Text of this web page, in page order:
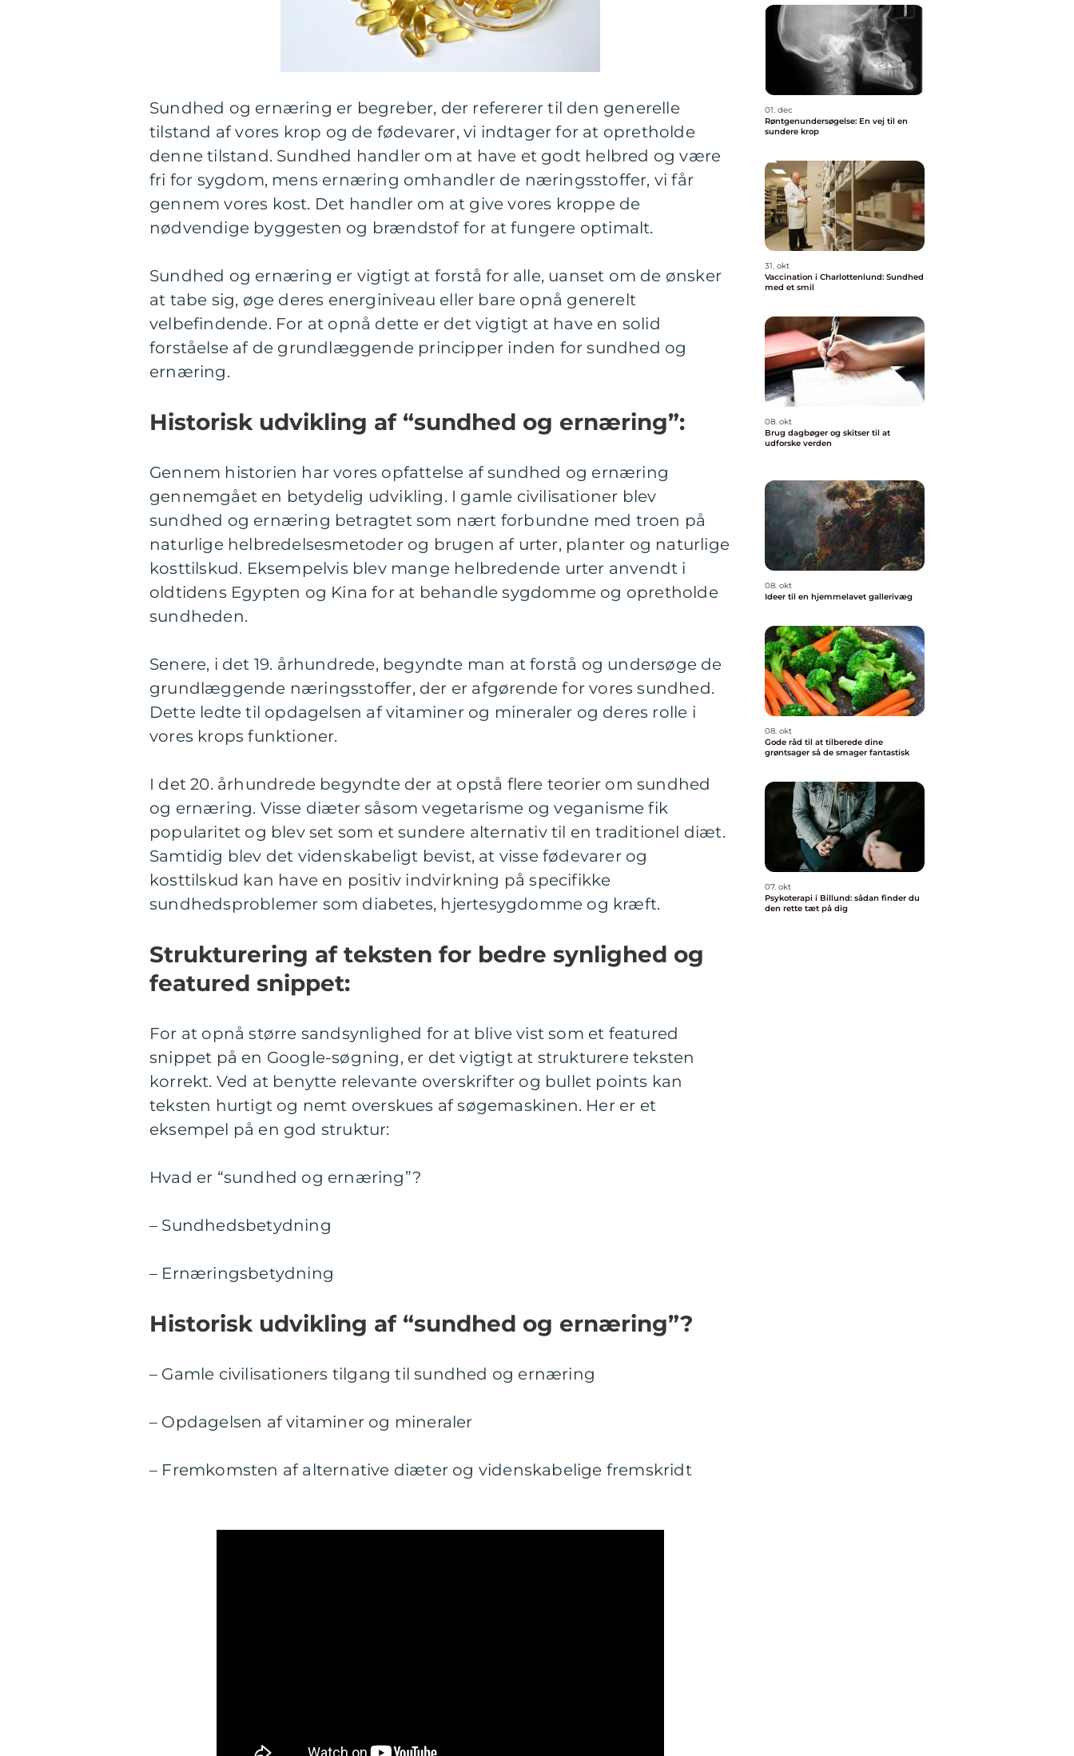
Sundhed og ernæring er begreber, der refererer til den generelle
tilstand af vores krop og de fødevarer, vi indtager for at opretholde
denne tilstand. Sundhed handler om at have et godt helbred og være
fri for sygdom, mens ernæring omhandler de næringsstoffer, vi får
gennem vores kost. Det handler om at give vores kroppe de
nødvendige byggesten og brændstof for at fungere optimalt.
Sundhed og ernæring er vigtigt at forstå for alle, uanset om de ønsker
at tabe sig, øge deres energiniveau eller bare opnå generelt
velbefindende. For at opnå dette er det vigtigt at have en solid
forståelse af de grundlæggende principper inden for sundhed og
ernæring.
Historisk udvikling af “sundhed og ernæring”:
Gennem historien har vores opfattelse af sundhed og ernæring
gennemgået en betydelig udvikling. I gamle civilisationer blev
sundhed og ernæring betragtet som nært forbundne med troen på
naturlige helbredelsesmetoder og brugen af urter, planter og naturlige
kosttilskud. Eksempelvis blev mange helbredende urter anvendt i
oldtidens Egypten og Kina for at behandle sygdomme og opretholde
sundheden.
Senere, i det 19. århundrede, begyndte man at forstå og undersøge de
grundlæggende næringsstoffer, der er afgørende for vores sundhed.
Dette ledte til opdagelsen af vitaminer og mineraler og deres rolle i
vores krops funktioner.
I det 20. århundrede begyndte der at opstå flere teorier om sundhed
og ernæring. Visse diæter såsom vegetarisme og veganisme fik
popularitet og blev set som et sundere alternativ til en traditionel diæt.
Samtidig blev det videnskabeligt bevist, at visse fødevarer og
kosttilskud kan have en positiv indvirkning på specifikke
sundhedsproblemer som diabetes, hjertesygdomme og kræft.
Strukturering af teksten for bedre synlighed og
featured snippet:
For at opnå større sandsynlighed for at blive vist som et featured
snippet på en Google-søgning, er det vigtigt at strukturere teksten
korrekt. Ved at benytte relevante overskrifter og bullet points kan
teksten hurtigt og nemt overskues af søgemaskinen. Her er et
eksempel på en god struktur:
Hvad er “sundhed og ernæring”?
– Sundhedsbetydning
– Ernæringsbetydning
Historisk udvikling af “sundhed og ernæring”?
– Gamle civilisationers tilgang til sundhed og ernæring
– Opdagelsen af vitaminer og mineraler
– Fremkomsten af alternative diæter og videnskabelige fremskridt
01. dec
Røntgenundersøgelse: En vej til en
sundere krop
31. okt
Vaccination i Charlottenlund: Sundhed
med et smil
08. okt
Brug dagbøger og skitser til at
udforske verden
08. okt
Ideer til en hjemmelavet gallerivæg
08. okt
Gode råd til at tilberede dine
grøntsager så de smager fantastisk
07. okt
Psykoterapi i Billund: sådan finder du
den rette tæt på dig